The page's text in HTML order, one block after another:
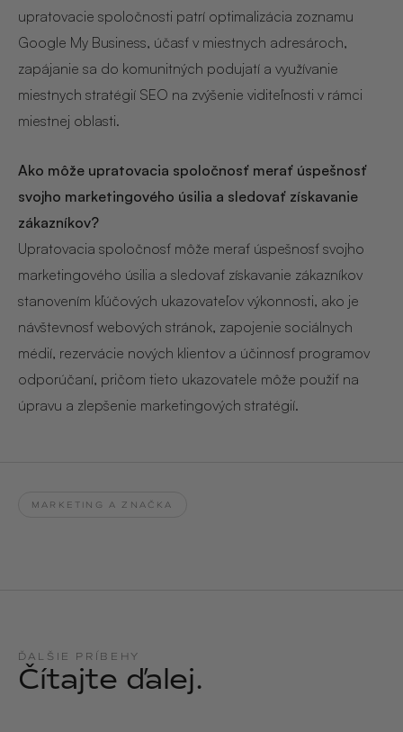
upratovacie spoločnosti patrí optimalizácia zoznamu
Google My Business, účasť v miestnych adresároch,
zapájanie sa do komunitných podujatí a využívanie
miestnych stratégií SEO na zvýšenie viditeľnosti v rámci
miestnej oblasti.
Ako môže upratovacia spoločnosť merať úspešnosť
svojho marketingového úsilia a sledovať získavanie
zákazníkov?
Upratovacia spoločnosť môže merať úspešnosť svojho
marketingového úsilia a sledovať získavanie zákazníkov
stanovením kľúčových ukazovateľov výkonnosti, ako je
návštevnosť webových stránok, zapojenie sociálnych
médií, rezervácie nových klientov a účinnosť programov
odporúčaní, pričom tieto ukazovatele môže použiť na
úpravu a zlepšenie marketingových stratégií.
MARKETING A ZNAČKA
ĎALŠIE PRÍBEHY
Čítajte ďalej.